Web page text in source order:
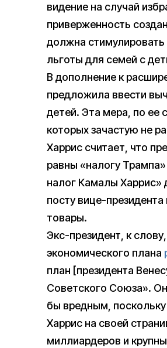
видение на случай
приверженность
должна стимулировать
льготы для семей с
В дополнение к
предложила ввести
детей. Эта мера, по ее
которых зачастую не
Харрис считает, что
равны «налогу
налог Камалы Харрис»
посту вице-
товары.
Экс-президент, к
экономического плана
план [президента
Советского Союза».
бы вредным,
Харрис на своей
миллиардеров и